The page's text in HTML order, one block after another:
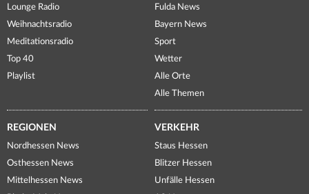
Lounge Radio
Weihnachtsradio
Meditationsradio
Top 40
Playlist
Fulda News
Bayern News
Sport
Wetter
Alle Orte
Alle Themen
REGIONEN
Nordhessen News
Osthessen News
Mittelhessen News
VERKEHR
Staus Hessen
Blitzer Hessen
Unfälle Hessen